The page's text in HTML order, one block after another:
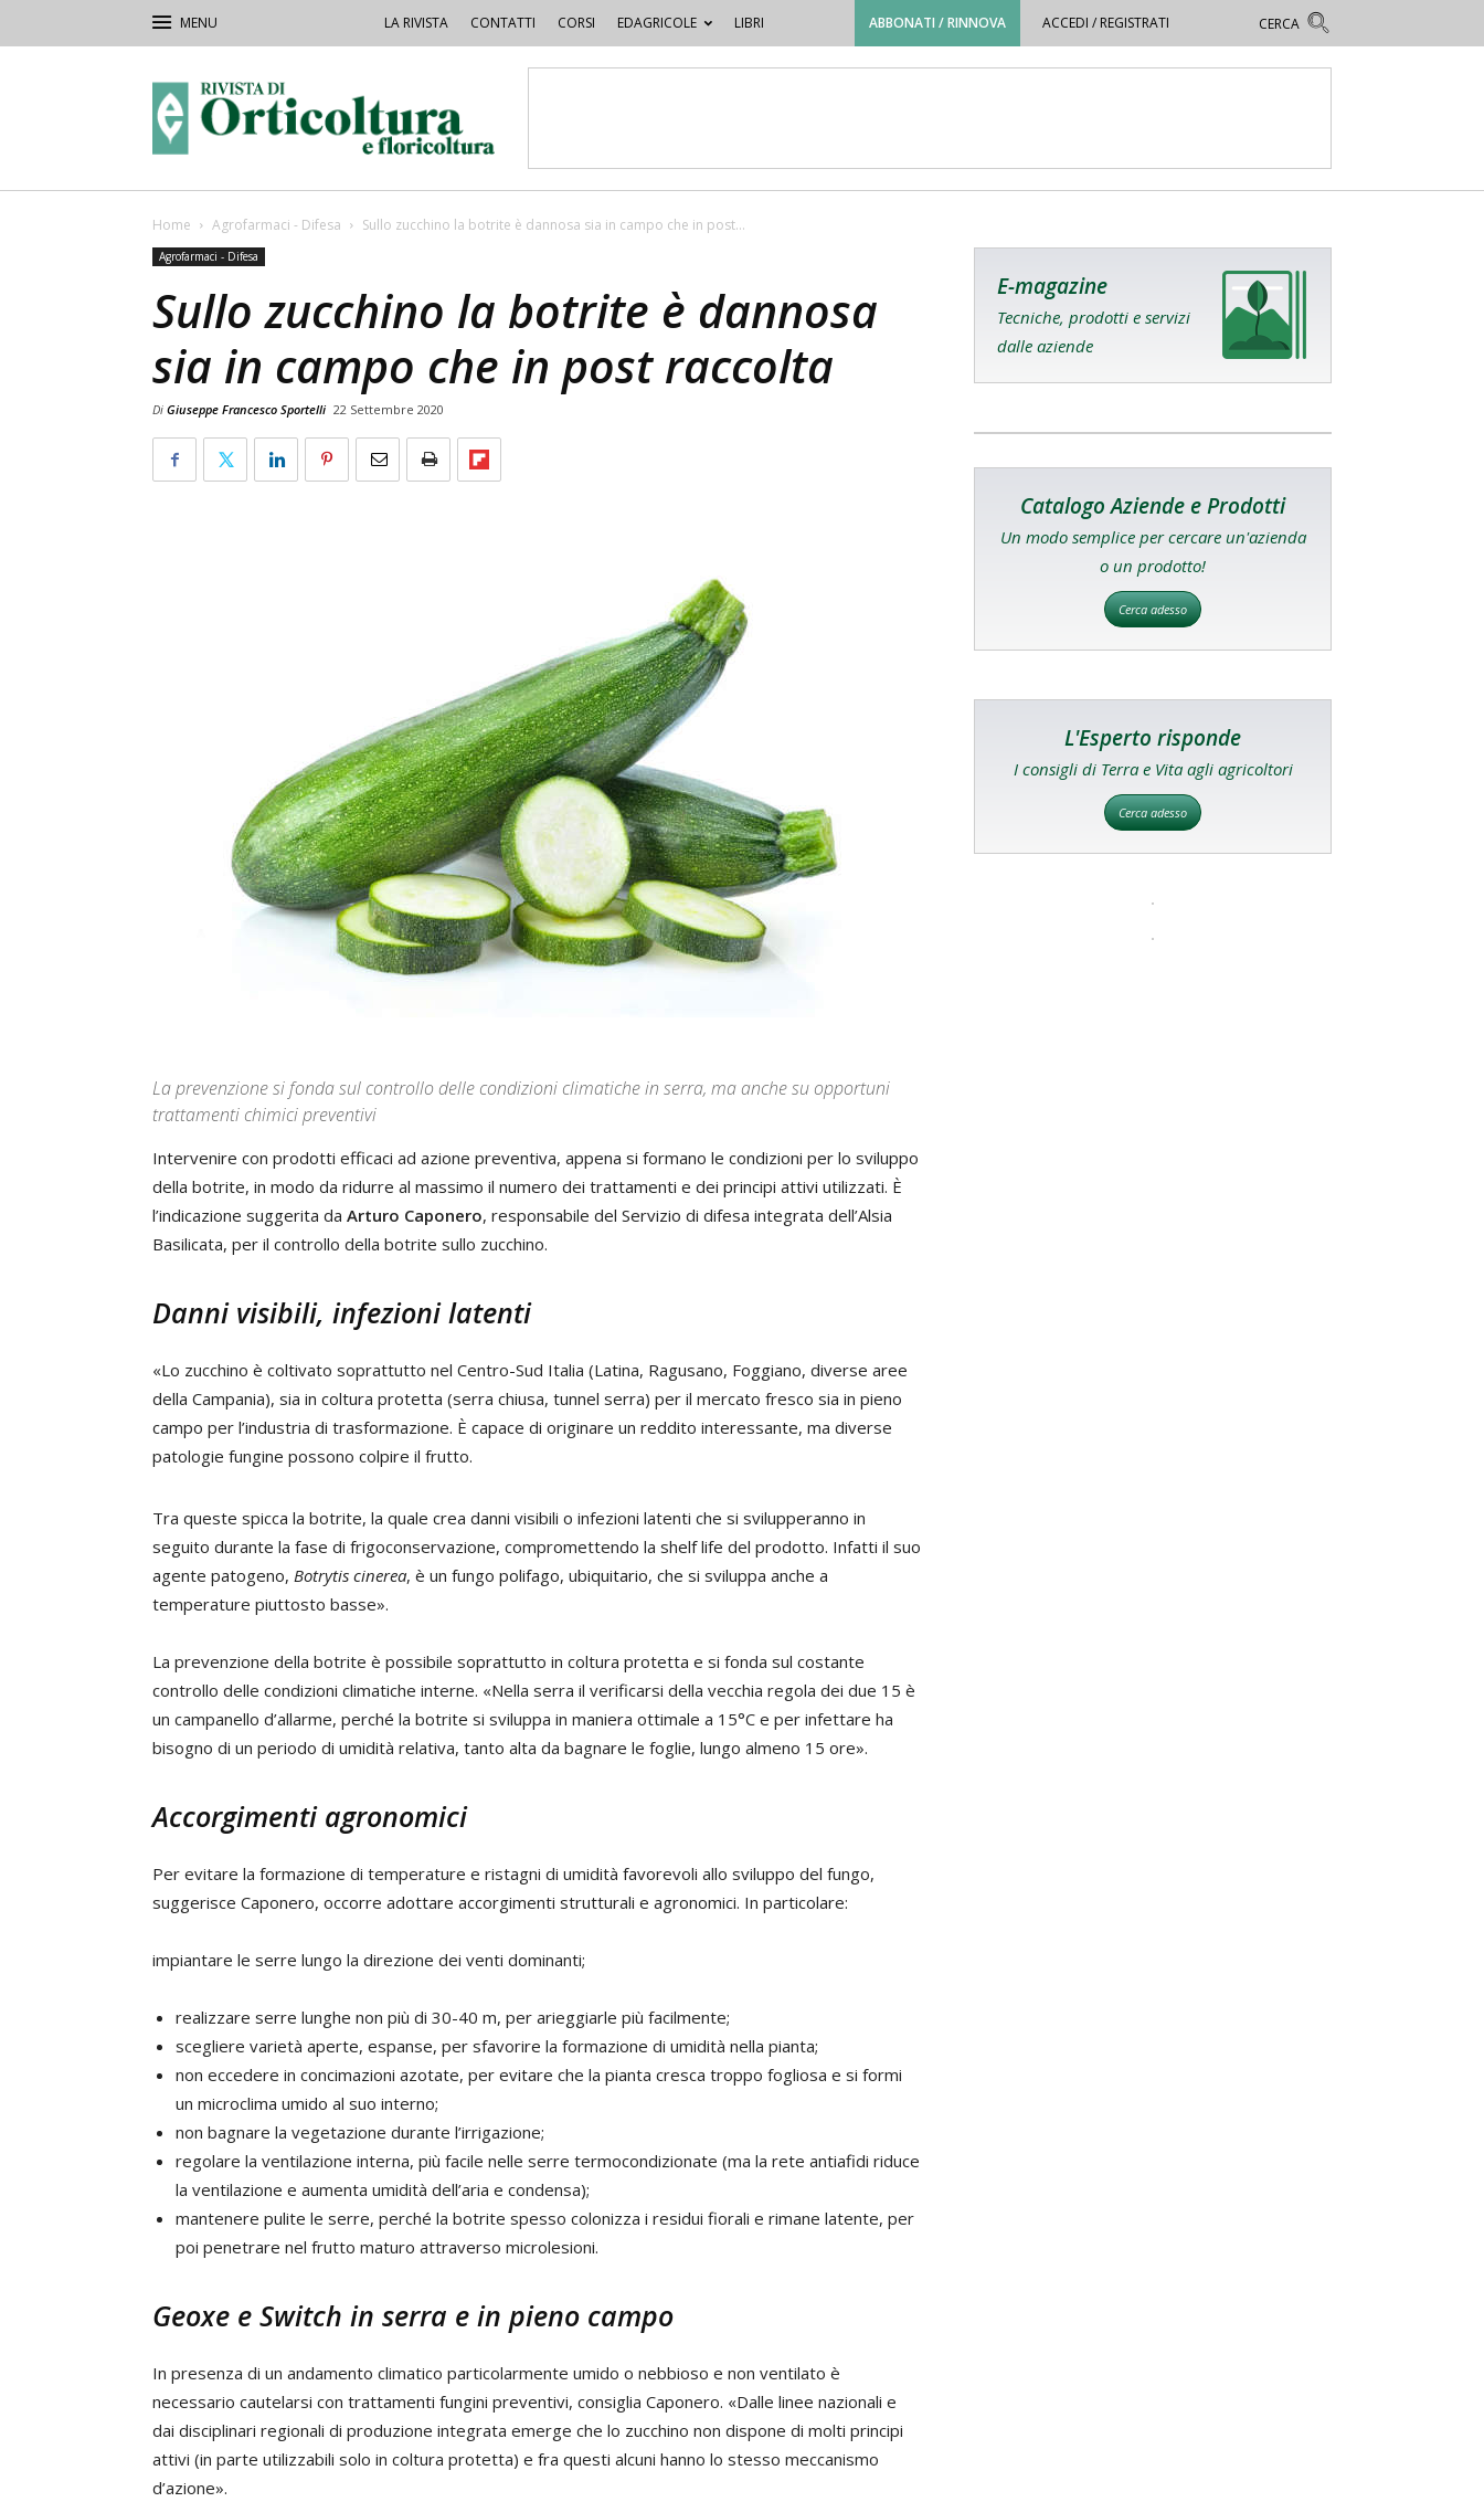
LA RIVISTA CONTATTI CORSI EDAGRICOLE LIBRI ABBONATI / RINNOVA ACCEDI / REGISTRATI
Orticoltura
Home Agrofarmaci - Difesa Sullo zucchino la botrite è dannosa sia in campo che in post...
Agrofarmaci - Difesa
Sullo zucchino la botrite è dannosa
sia in campo che in post raccolta
Di Giuseppe Francesco Sportelli 22 Settembre 2020
La prevenzione si fonda sul controllo delle condizioni climatiche in serra, ma anche su opportuni
trattamenti chimici preventivi
Intervenire con prodotti efficaci ad azione preventiva, appena si formano le condizioni per lo sviluppo
della botrite, in modo da ridurre al massimo il numero dei trattamenti e dei principi attivi utilizzati. È
l’indicazione suggerita da Arturo Caponero, responsabile del Servizio di difesa integrata dell’Alsia
Basilicata, per il controllo della botrite sullo zucchino.
Danni visibili, infezioni latenti
«Lo zucchino è coltivato soprattutto nel Centro-Sud Italia (Latina, Ragusano, Foggiano, diverse aree
della Campania), sia in coltura protetta (serra chiusa, tunnel serra) per il mercato fresco sia in pieno
campo per l’industria di trasformazione. È capace di originare un reddito interessante, ma diverse
patologie fungine possono colpire il frutto.
Tra queste spicca la botrite, la quale crea danni visibili o infezioni latenti che si svilupperanno in
seguito durante la fase di frigoconservazione, compromettendo la shelf life del prodotto. Infatti il suo
agente patogeno, Botrytis cinerea, è un fungo polifago, ubiquitario, che si sviluppa anche a
temperature piuttosto basse».
La prevenzione della botrite è possibile soprattutto in coltura protetta e si fonda sul costante
controllo delle condizioni climatiche interne. «Nella serra il verificarsi della vecchia regola dei due 15 è
un campanello d’allarme, perché la botrite si sviluppa in maniera ottimale a 15°C e per infettare ha
bisogno di un periodo di umidità relativa, tanto alta da bagnare le foglie, lungo almeno 15 ore».
Accorgimenti agronomici
Per evitare la formazione di temperature e ristagni di umidità favorevoli allo sviluppo del fungo,
suggerisce Caponero, occorre adottare accorgimenti strutturali e agronomici. In particolare:
impiantare le serre lungo la direzione dei venti dominanti;
realizzare serre lunghe non più di 30-40 m, per arieggiarle più facilmente;
scegliere varietà aperte, espanse, per sfavorire la formazione di umidità nella pianta;
non eccedere in concimazioni azotate, per evitare che la pianta cresca troppo fogliosa e si formi
un microclima umido al suo interno;
non bagnare la vegetazione durante l’irrigazione;
regolare la ventilazione interna, più facile nelle serre termocondizionate (ma la rete antiafidi riduce
la ventilazione e aumenta umidità dell’aria e condensa);
mantenere pulite le serre, perché la botrite spesso colonizza i residui fiorali e rimane latente, per
poi penetrare nel frutto maturo attraverso microlesioni.
Geoxe e Switch in serra e in pieno campo
In presenza di un andamento climatico particolarmente umido o nebbioso e non ventilato è
necessario cautelarsi con trattamenti fungini preventivi, consiglia Caponero. «Dalle linee nazionali e
dai disciplinari regionali di produzione integrata emerge che lo zucchino non dispone di molti principi
attivi (in parte utilizzabili solo in coltura protetta) e fra questi alcuni hanno lo stesso meccanismo
d’azione».
E-magazine
Tecniche, prodotti e servizi
dalle aziende
Catalogo Aziende e Prodotti
Un modo semplice per cercare un'azienda
o un prodotto!
Cerca adesso
L'Esperto risponde
I consigli di Terra e Vita agli agricoltori
Cerca adesso